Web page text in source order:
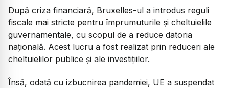
După criza financiară, Bruxelles-ul a introdus reguli
fiscale mai stricte pentru împrumuturile și cheltuielile
guvernamentale, cu scopul de a reduce datoria
națională. Acest lucru a fost realizat prin reduceri ale
cheltuielilor publice și ale investițiilor.
Însă, odată cu izbucnirea pandemiei, UE a suspendat